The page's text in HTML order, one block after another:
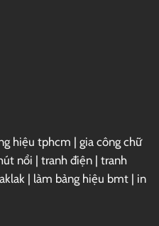
hiệu tphcm | gia công chữ
nổi | tranh điện | tranh
| làm bảng hiệu bmt | in